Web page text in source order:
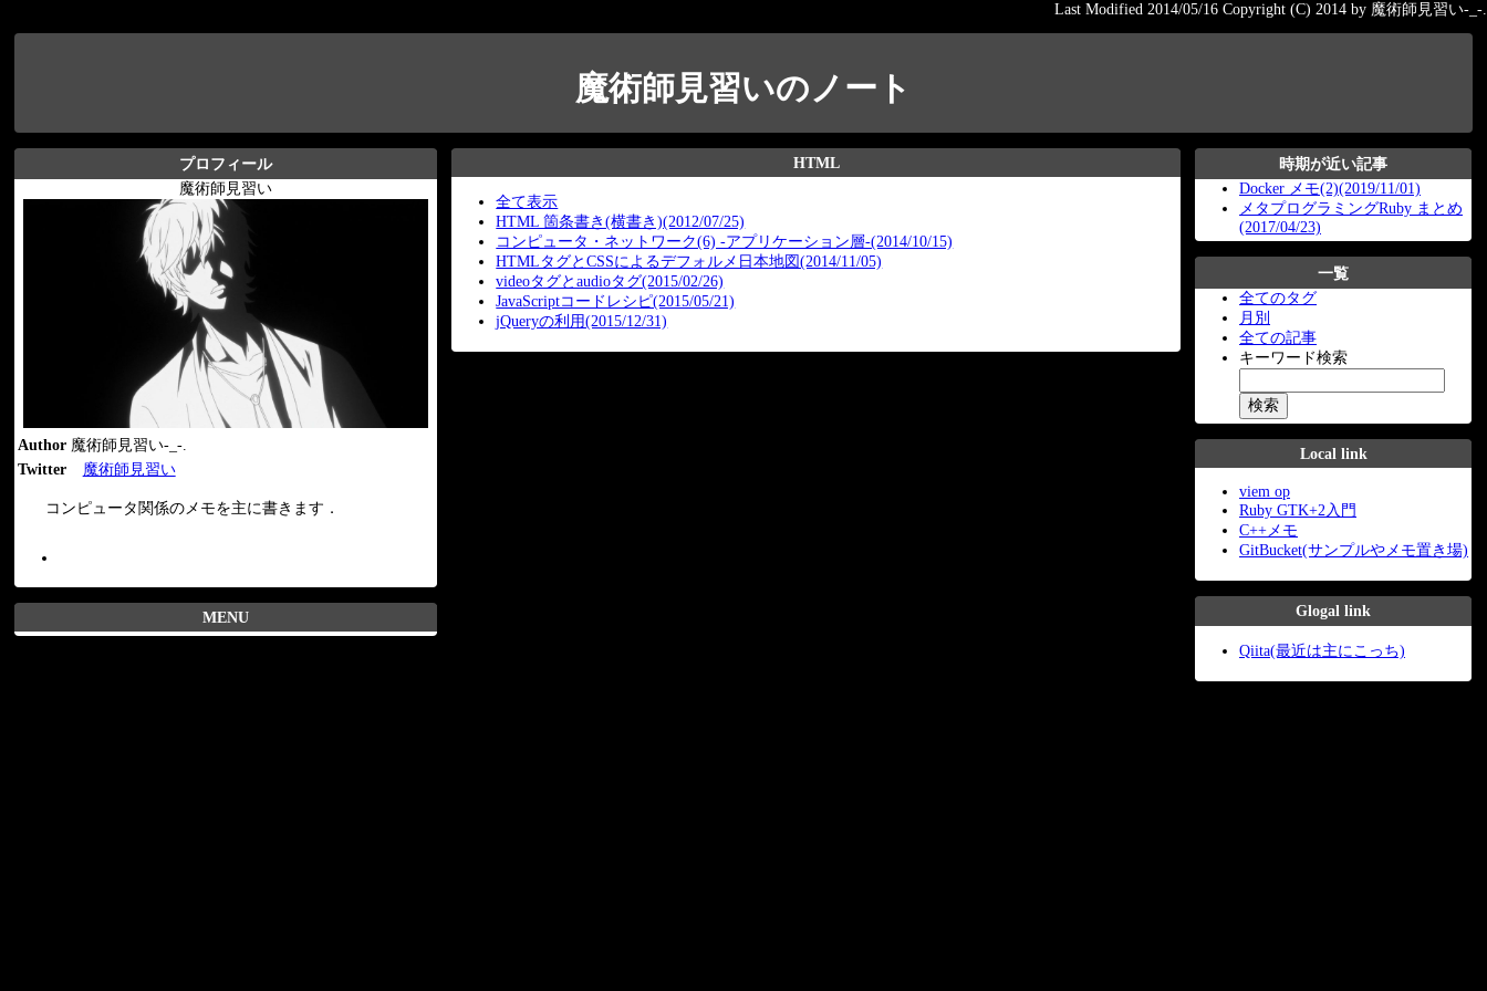
魔術師見習いのノート
プロフィール
魔術師見習い
Author 魔術師見習い-_-.
Twitter
魔術師見習い
コンピュータ関係のメモを主に書きます．
MENU
HTML
全て表示
HTML 箇条書き(横書き)(2012/07/25)
コンピュータ・ネットワーク(6) -アプリケーション層-(2014/10/15)
HTMLタグとCSSによるデフォルメ日本地図(2014/11/05)
videoタグとaudioタグ(2015/02/26)
JavaScriptコードレシピ(2015/05/21)
jQueryの利用(2015/12/31)
時期が近い記事
Docker メモ(2)(2019/11/01)
メタプログラミングRuby まとめ
(2017/04/23)
一覧
全てのタグ
月別
全ての記事
キーワード検索
Local link
viem op
Ruby GTK+2入門
C++メモ
GitBucket(サンプルやメモ置き場)
Glogal link
Qiita(最近は主にこっち)
Last Modified 2014/05/16 Copyright (C) 2014 by 魔術師見習い-_-.